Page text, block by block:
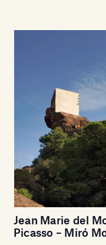
Jean Marie del
Picasso – Miró